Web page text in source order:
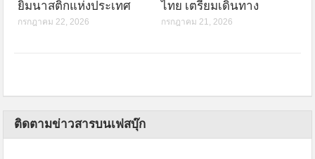
ยิมนาสติกแห่งประเทศ
กรกฎาคม 22, 2026
ไทย เตรียมเดินทาง
กรกฎาคม 21, 2026
ติดตามข่าวสารบนเฟสบุ๊ก